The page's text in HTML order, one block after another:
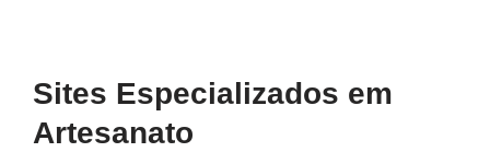
Sites Especializados em
Artesanato